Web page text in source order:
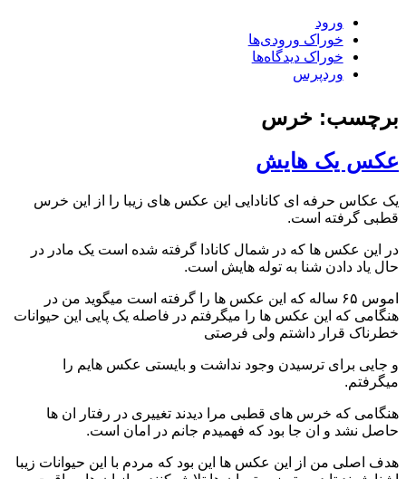
ورود
خوراک ورودی‌ها
خوراک دیدگاه‌ها
وردپرس
برچسب: خرس
عکس یک هایش
یک عکاس حرفه ای کانادایی این عکس های زیبا را از این خرس
قطبی گرفته است.
در این عکس ها که در شمال کانادا گرفته شده است یک مادر در
حال یاد دادن شنا به توله هایش است.
اموس ۶۵ ساله که این عکس ها را گرفته است میگوید من در
هنگامی که این عکس ها را میگرفتم در فاصله یک پایی این حیوانات
خطرناک قرار داشتم ولی فرصتی
و جایی برای ترسیدن وجود نداشت و بایستی عکس هایم را
میگرفتم.
هنگامی که خرس های قطبی مرا دیدند تغییری در رفتار ان ها
حاصل نشد و ان جا بود که فهمیدم جانم در امان است.
هدف اصلی من از این عکس ها این بود که مردم با این حیوانات زیبا